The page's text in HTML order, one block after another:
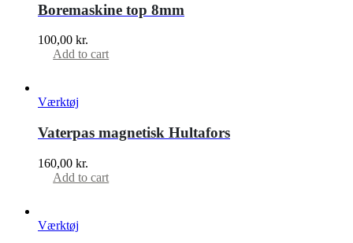
Boremaskine top 8mm
100,00 kr.
Add to cart
Værktøj
Vaterpas magnetisk Hultafors
160,00 kr.
Add to cart
Værktøj